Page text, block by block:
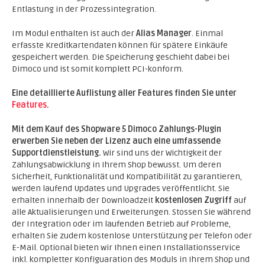
Entlastung in der Prozessintegration.
Im Modul enthalten ist auch derAlias Manager. Einmal
erfasste Kreditkartendaten können für spätere Einkäufe
gespeichert werden. Die Speicherung geschieht dabei bei
Dimoco und ist somit komplett PCI-konform.
Eine detaillierte Auflistung aller Features finden Sie unter
Features.
Mit dem Kauf des Shopware 5 Dimoco Zahlungs-Plugin
erwerben Sie neben der Lizenz auch eine umfassende
Supportdienstleistung. Wir sind uns der Wichtigkeit der
Zahlungsabwicklung in Ihrem Shop bewusst. Um deren
Sicherheit, Funktionalität und Kompatibilität zu garantieren,
werden laufend Updates und Upgrades veröffentlicht. Sie
erhalten innerhalb der Downloadzeit kostenlosen Zugriffauf
alle Aktualisierungen und Erweiterungen. Stossen Sie während
der Integration oder im laufenden Betrieb auf Probleme,
erhalten Sie zudem kostenlose Unterstützung per Telefon oder
E-Mail. Optional bieten wir Ihnen einen Installationsservice
inkl. kompletter Konfiguaration des Moduls in Ihrem Shop und